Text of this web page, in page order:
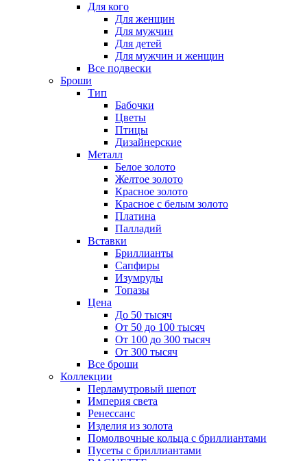
Для кого
Для женщин
Для мужчин
Для детей
Для мужчин и женщин
Все подвески
Броши
Тип
Бабочки
Цветы
Птицы
Дизайнерские
Металл
Белое золото
Желтое золото
Красное золото
Красное с белым золото
Платина
Палладий
Вставки
Бриллианты
Сапфиры
Изумруды
Топазы
Цена
До 50 тысяч
От 50 до 100 тысяч
От 100 до 300 тысяч
От 300 тысяч
Все броши
Коллекции
Перламутровый шепот
Империя света
Ренессанс
Изделия из золота
Помолвочные кольца с бриллиантами
Пусеты с бриллиантами